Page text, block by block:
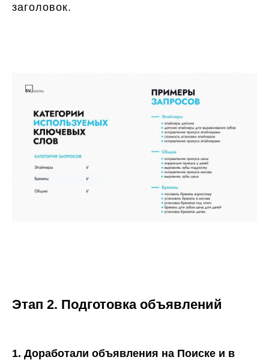
заголовок.
Этап 2. Подготовка объявлений
1. Доработали объявления на Поиске и в